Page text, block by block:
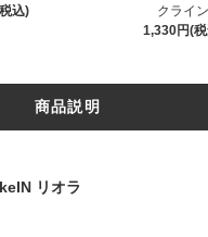
込)
クライン
1,330円(
商品説明
リオラ